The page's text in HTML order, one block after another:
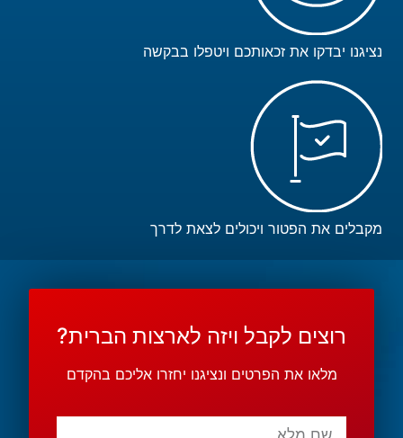
נציגנו יבדקו את זכאותכם ויטפלו בבקשה
מקבלים את הפטור ויכולים לצאת לדרך
רוצים לקבל ויזה לארצות הברית?
מלאו את הפרטים ונציגנו יחזרו אליכם בהקדם